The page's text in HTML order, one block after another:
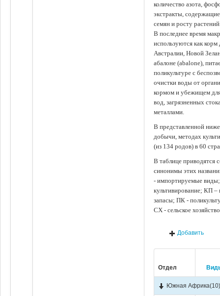
количество азота,
экстракты,
семян и росту
В последнее время
используются как
Австралии, Новой
абалоне (abalone),
поликультуре с
очистки воды от
кормом и убежищем
вод, загрязненных
металлами.
В представленной
добычи, методах
(из 134 родов) в 60
В таблице приводятся
синонимы этих
- импортируемые
культивирование; КП
запасы; ПК -
СХ - сельское
Добавить
Отдел
Южная Африка